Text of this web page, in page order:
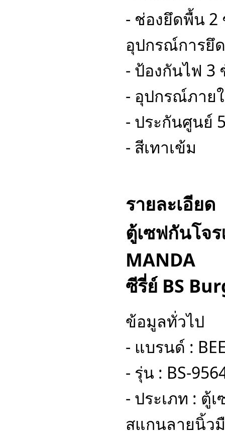
- ช่องยึดพื้น 2
อุปกรณ์การยึ
- ป้องกันไฟ 3
- อุปกรณ์ภาย
- ประกันศูนย์
- สีเทาเข้ม
รายละเอียด
ตู้เซฟกันโจ
MANDA
ซีรี่ย์ BS
ข้อมูลทั่วไป
- แบรนด์ :
- รุ่น : BS-
- ประเภท : ตู้
สแกนลายนิ้ว